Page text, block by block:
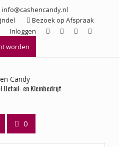
info@cashencandy.nl
Bezoek op Afspraak
Inloggen
worden
Detail- en Kleinbedrijf
0